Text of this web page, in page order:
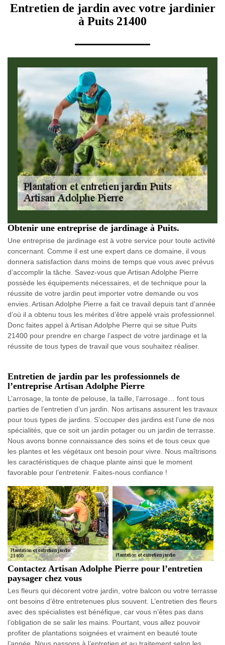
Entretien de jardin avec votre jardinier
à Puits 21400
Obtenir une entreprise de jardinage à Puits.
Une entreprise de jardinage est à votre service pour toute activité
concernant. Comme il est une expert dans ce domaine, il vous
donnera satisfaction dans moins de temps que vous avec prévus
d’accomplir la tâche. Savez-vous que Artisan Adolphe Pierre
possède les équipements nécessaires, et de technique pour la
réussite de votre jardin peut importer votre demande ou vos
envies. Artisan Adolphe Pierre a fait ce travail depuis tant d’année
d’où il a obtenu tous les mérites d’être appelé vrais professionnel.
Donc faites appel à Artisan Adolphe Pierre qui se situe Puits
21400 pour prendre en charge l’aspect de votre jardinage et la
réussite de tous types de travail que vous souhaitez réaliser.
Entretien de jardin par les professionnels de
l’entreprise Artisan Adolphe Pierre
L’arrosage, la tonte de pelouse, la taille, l’arrosage… font tous
parties de l’entretien d’un jardin. Nos artisans assurent les travaux
pour tous types de jardins. S’occuper des jardins est l’une de nos
spécialités, que ce soit un jardin potager ou un jardin de terrasse.
Nous avons bonne connaissance des soins et de tous ceux que
les plantes et les végétaux ont besoin pour vivre. Nous maîtrisons
les caractéristiques de chaque plante ainsi que le moment
favorable pour l’entretenir. Faites-nous confiance !
Contactez Artisan Adolphe Pierre pour l’entretien
paysager chez vous
Les fleurs qui décorent votre jardin, votre balcon ou votre terrasse
ont besoins d’être entretenues plus souvent. L’entretien des fleurs
avec des spécialistes est bénéfique, car vous n’êtes pas dans
l’obligation de se salir les mains. Pourtant, vous allez pouvoir
profiter de plantations soignées et vraiment en beauté toute
l’année. Nous passons à l’entretien et au traitement selon les